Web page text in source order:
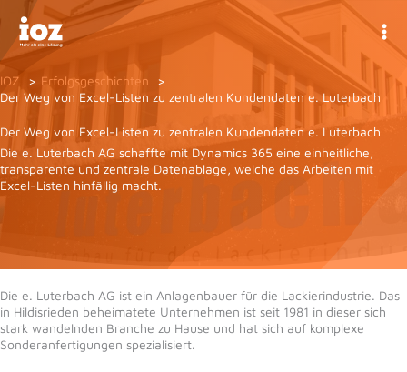
Inhalt
springen
IOZ
Erfolgsgeschichten
Der Weg von Excel-Listen zu zentralen Kundendaten e. Luterbach
Der Weg von Excel-Listen zu zentralen Kundendaten e. Luterbach
Die e. Luterbach AG schaffte mit Dynamics 365 eine einheitliche,
transparente und zentrale Datenablage, welche das Arbeiten mit
Excel-Listen hinfällig macht.
Die e. Luterbach AG ist ein Anlagenbauer für die Lackierindustrie. Das
in Hildisrieden beheimatete Unternehmen ist seit 1981 in dieser sich
stark wandelnden Branche zu Hause und hat sich auf komplexe
Sonderanfertigungen spezialisiert.